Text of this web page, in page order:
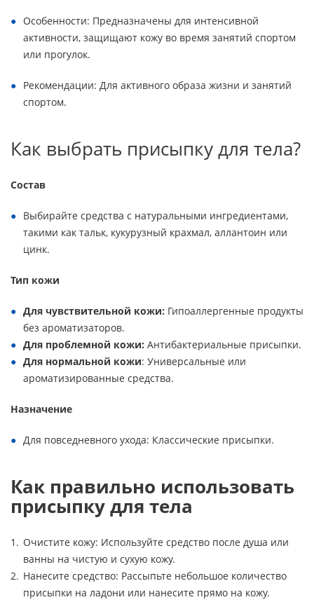
Особенности: Предназначены для интенсивной
активности, защищают кожу во время занятий спортом
или прогулок.
Рекомендации: Для активного образа жизни и занятий
спортом.
Как выбрать присыпку для тела?
Состав
Выбирайте средства с натуральными ингредиентами,
такими как тальк, кукурузный крахмал, аллантоин или
цинк.
Тип кожи
Для чувствительной кожи: Гипоаллергенные продукты
без ароматизаторов.
Для проблемной кожи: Антибактериальные присыпки.
Для нормальной кожи: Универсальные или
ароматизированные средства.
Назначение
Для повседневного ухода: Классические присыпки.
Как правильно использовать
присыпку для тела
Очистите кожу: Используйте средство после душа или
ванны на чистую и сухую кожу.
Нанесите средство: Рассыпьте небольшое количество
присыпки на ладони или нанесите прямо на кожу.